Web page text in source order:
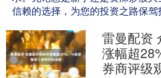
信赖的选择，为您的投资之路保驾
雷曼配资
涨幅超
券商评级